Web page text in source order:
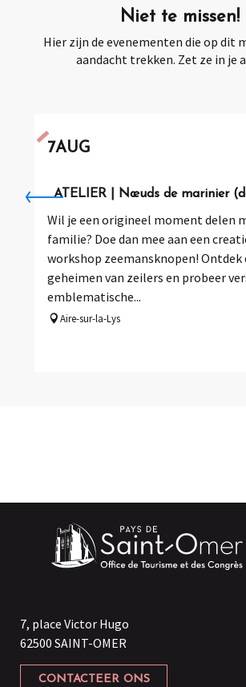
CONTE | Ô Marais à Clairmarais (45min)
ANIMATIONS | Faubourgs Plage à Saint-
ESCAPADE | Les Mercredis de l'été avec le
Niet te missen!
Hier zijn de evenementen die op dit
aandacht trekken. Zet ze in je
7AUG
ATELIER | Nœuds de marinier
Wil je een origineel moment delen
familie? Doe dan mee aan een
workshop zeemansknopen! Ontdek
geheimen van zeilers en probeer
emblematische...
Aire-sur-la-Lys
7, place Victor Hugo
62500 SAINT-OMER
CONTACTEER ONS